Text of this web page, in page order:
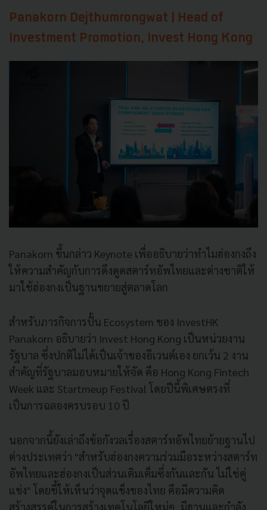
Panakorn Dejthumrongwat | Head of
Investment Promotion, Invest Hong Kong
Panakorn ขึ้นกล่าว Keynote เพื่ออธิบายว่าทำไมฮ่องกงถึง
ให้ความสำคัญกับการดึงดูดสตาร์ทอัพไทยและต่างชาติให้
มาใช้ฮ่องกงเป็นฐานขยายสู่ตลาดโลก
สำหรับภารกิจการปั้น Ecosystem ของ InvestHK
Panakorn อธิบายว่า Invest Hong Kong เป็นหน่วยงาน
รัฐบาล ซึ่งปกติไม่ได้เป็นเจ้าของอีเวนต์เอง ยกเว้น 2 งาน
สำคัญที่รัฐบาลมอบหมายให้จัด คือ Hong Kong Fintech
Week และ Startmeup Festival โดยปีนี้พิเศษตรงที่
เป็นการฉลองครบรอบ 10 ปี
นอกจากนี้ยังเล่าถึงข้อกังวลเรื่องสตาร์ทอัพไทยย้ายฐานไป
ต่างประเทศว่า "สำหรับฮ่องกงความร่วมมือระหว่างสตาร์ท
อัพไทยและฮ่องกงเป็นส่วนเติมเต็มซึ่งกันและกัน ไม่ใช่คู่
แข่ง" โดยชี้ให้เห็นว่าจุดแข็งของไทย คือมีความคิด
สร้างสรรค์ในการสร้างเทคโนโลยีใหม่ๆ, มีฐานและกำลัง